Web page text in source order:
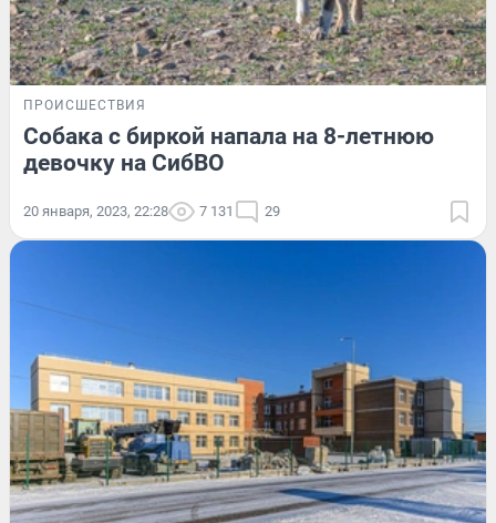
ПРОИСШЕСТВИЯ
Собака с биркой напала на 8-летнюю
девочку на СибВО
20 января, 2023, 22:28 7 131 29